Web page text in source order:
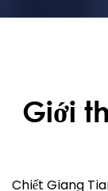
Giới
Chiết Giang